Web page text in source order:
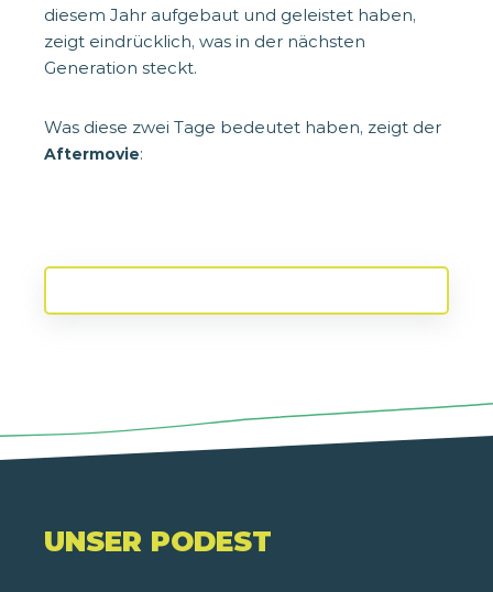
diesem Jahr aufgebaut und geleistet haben,
zeigt eindrücklich, was in der nächsten
Generation steckt.
Was diese zwei Tage bedeutet haben, zeigt der
Aftermovie:
UNSER PODEST